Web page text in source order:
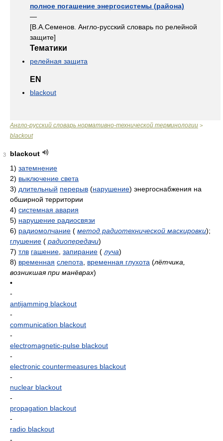
полное погашение энергосистемы (района)
—
[В.А.Семенов. Англо-русский словарь по релейной
защите]
Тематики
релейная защита
EN
blackout
Англо-русский словарь нормативно-технической терминологии >
blackout
3
blackout
1) затемнение
2) выключение света
3) длительный перерыв (нарушение) энергоснабжения на
обширной территории
4) системная авария
5) нарушение радиосвязи
6) радиомолчание ( метод радиотехнической маскировки);
глушение ( радиопередачи)
7) тлв гашение запирание ( луча)
8) временная слепота временная глухота (лётчика,
возникшая при манёврах)
•
-
antijamming blackout
-
communication blackout
-
electromagnetic-pulse blackout
-
electronic countermeasures blackout
-
nuclear blackout
-
propagation blackout
-
radio blackout